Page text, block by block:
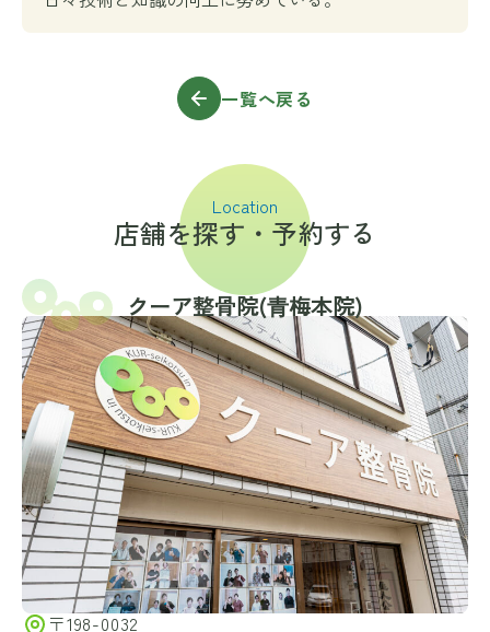
一覧へ戻る
Location
店舗を探す・予約する
クーア整骨院(⻘梅本院)
〒198-0032